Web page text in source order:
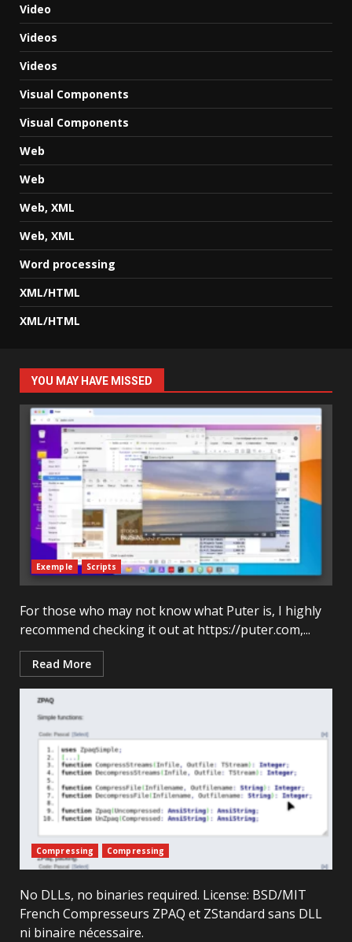
Video
Videos
Videos
Visual Components
Visual Components
Web
Web
Web, XML
Web, XML
Word processing
XML/HTML
XML/HTML
YOU MAY HAVE MISSED
Exemple Scripts
For those who may not know what Puter is, I highly
recommend checking it out at https://puter.com,...
Read More
Compressing Compressing
No DLLs, no binaries required. License: BSD/MIT
French Compresseurs ZPAQ et ZStandard sans DLL
ni binaire nécessaire.